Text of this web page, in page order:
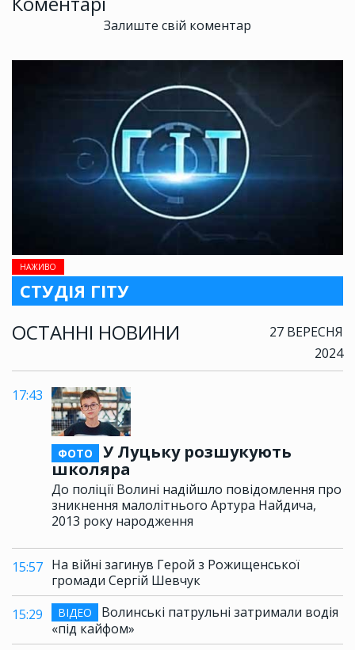
НАЖИВО
СТУДІЯ ГІТУ
ОСТАННІ НОВИНИ
27 ВЕРЕСНЯ
2024
17:43
ФОТО
У Луцьку розшукують
школяра
До поліції Волині надійшло повідомлення про
зникнення малолітнього Артура Найдича,
2013 року народження
15:57 На війні загинув Герой з Рожищенської
громади Сергій Шевчук
15:29
ВІДЕО
Волинські патрульні затримали водія
«під кайфом»
Залиште свій коментар